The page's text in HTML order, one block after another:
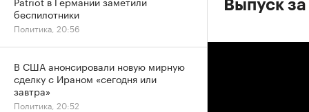
Выпуск
беспилотники
Политика, 20:56
В США анонсировали новую мирную
сделку с Ираном «сегодня или
завтра»
Политика, 20:52